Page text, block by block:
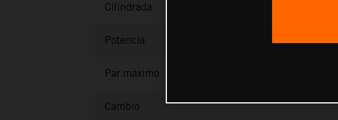
Cilindrada
Potencia
Par máximo
Cambio